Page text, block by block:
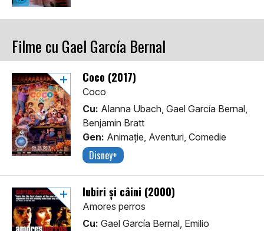
Filme cu Gael García Bernal
Coco (2017)
Coco
Cu: Alanna Ubach, Gael García Bernal,
Benjamin Bratt
Gen: Animaţie, Aventuri, Comedie
Disney+
Iubiri și câini (2000)
Amores perros
Cu: Gael García Bernal, Emilio